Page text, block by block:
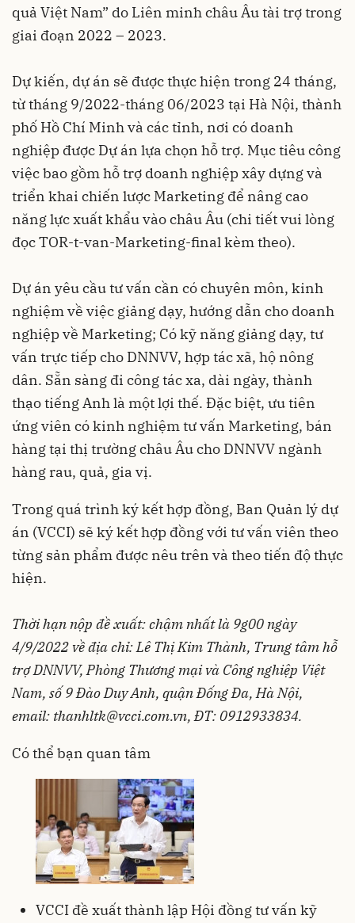
quả Việt Nam” do Liên minh châu Âu tài trợ trong
giai đoạn 2022 – 2023.
Dự kiến, dự án sẽ được thực hiện trong 24 tháng,
từ tháng 9/2022-tháng 06/2023 tại Hà Nội, thành
phố Hồ Chí Minh và các tỉnh, nơi có doanh
nghiệp được Dự án lựa chọn hỗ trợ. Mục tiêu công
việc bao gồm hỗ trợ doanh nghiệp xây dựng và
triển khai chiến lược Marketing để nâng cao
năng lực xuất khẩu vào châu Âu (chi tiết vui lòng
đọcTOR-t-van-Marketing-finalkèm theo).
Dự án yêu cầu tư vấn cần có chuyên môn, kinh
nghiệm về việc giảng dạy, hướng dẫn cho doanh
nghiệp về Marketing; Có kỹ năng giảng dạy, tư
vấn trực tiếp cho DNNVV, hợp tác xã, hộ nông
dân. Sẵn sàng đi công tác xa, dài ngày, thành
thạo tiếng Anh là một lợi thế. Đặc biệt, ưu tiên
ứng viên có kinh nghiệm tư vấn Marketing, bán
hàng tại thị trường châu Âu cho DNNVV ngành
hàng rau, quả, gia vị.
Trong quá trình ký kết hợp đồng, Ban Quản lý dự
án (VCCI) sẽ ký kết hợp đồng với tư vấn viên theo
từng sản phẩm được nêu trên và theo tiến độ thực
hiện.
Thời hạn nộp đề xuất: chậm nhất là 9g00 ngày
4/9/2022 về địa chỉ: Lê Thị Kim Thành, Trung tâm hỗ
trợ DNNVV, Phòng Thương mại và Công nghiệp Việt
Nam, số 9 Đào Duy Anh, quận Đống Đa, Hà Nội,
email: thanhltk@vcci.com.vn, ĐT: 0912933834.
Có thể bạn quan tâm
VCCI đề xuất thành lập Hội đồng tư vấn kỹ